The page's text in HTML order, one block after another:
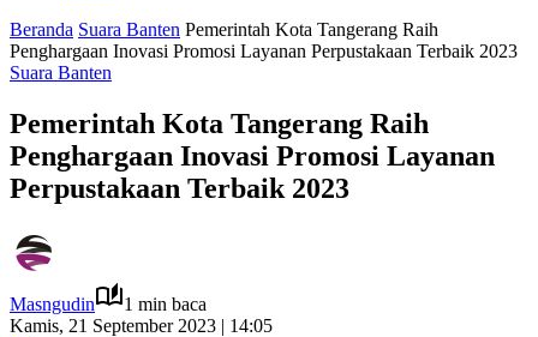
Beranda Suara Banten Pemerintah Kota Tangerang Raih
Penghargaan Inovasi Promosi Layanan Perpustakaan Terbaik 2023
Suara Banten
Pemerintah Kota Tangerang Raih
Penghargaan Inovasi Promosi Layanan
Perpustakaan Terbaik 2023
Masngudin
1 min baca
Kamis, 21 September 2023 | 14:05